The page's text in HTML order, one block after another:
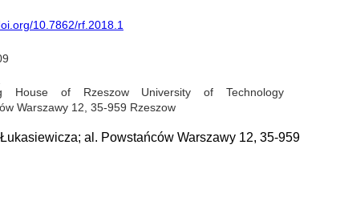
10.7862/rf.2018.1
House of Rzeszow University of Technology
Warszawy 12, 35-959 Rzeszow
al. Powstańców Warszawy 12, 35-959